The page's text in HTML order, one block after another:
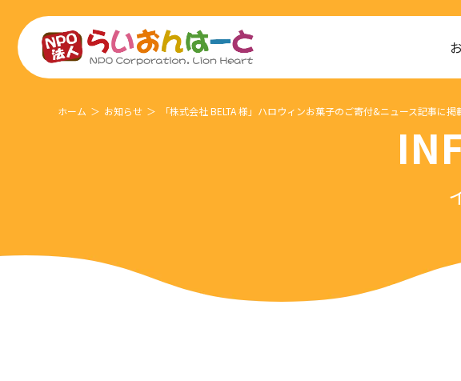
ホーム お知らせ 「株式会社 BELTA 様」ハロウィンお菓子のご寄付&ニュース記事に掲